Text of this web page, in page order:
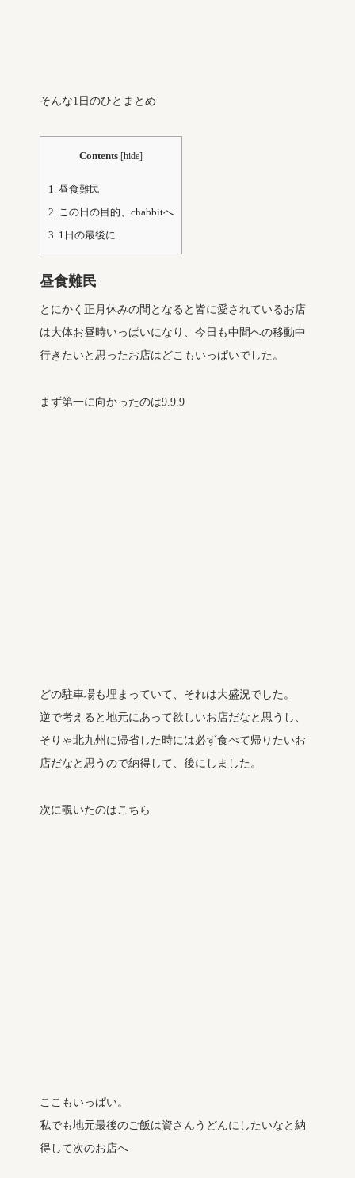
そんな1日のひとまとめ
Contents [hide]
1. 昼食難民
2.
この日の目的、chabbitへ
3. 1日の最後に
昼食難民
とにかく正月休みの間となると皆に愛されているお店
は大体お昼時いっぱいになり、今日も中間への移動中
行きたいと思ったお店はどこもいっぱいでした。
まず第一に向かったのは9.9.9
どの駐車場も埋まっていて、それは大盛況でした。
逆で考えると地元にあって欲しいお店だなと思うし、
そりゃ北九州に帰省した時には必ず食べて帰りたいお
店だなと思うので納得して、後にしました。
次に覗いたのはこちら
ここもいっぱい。
私でも地元最後のご飯は資さんうどんにしたいなと納
得して次のお店へ